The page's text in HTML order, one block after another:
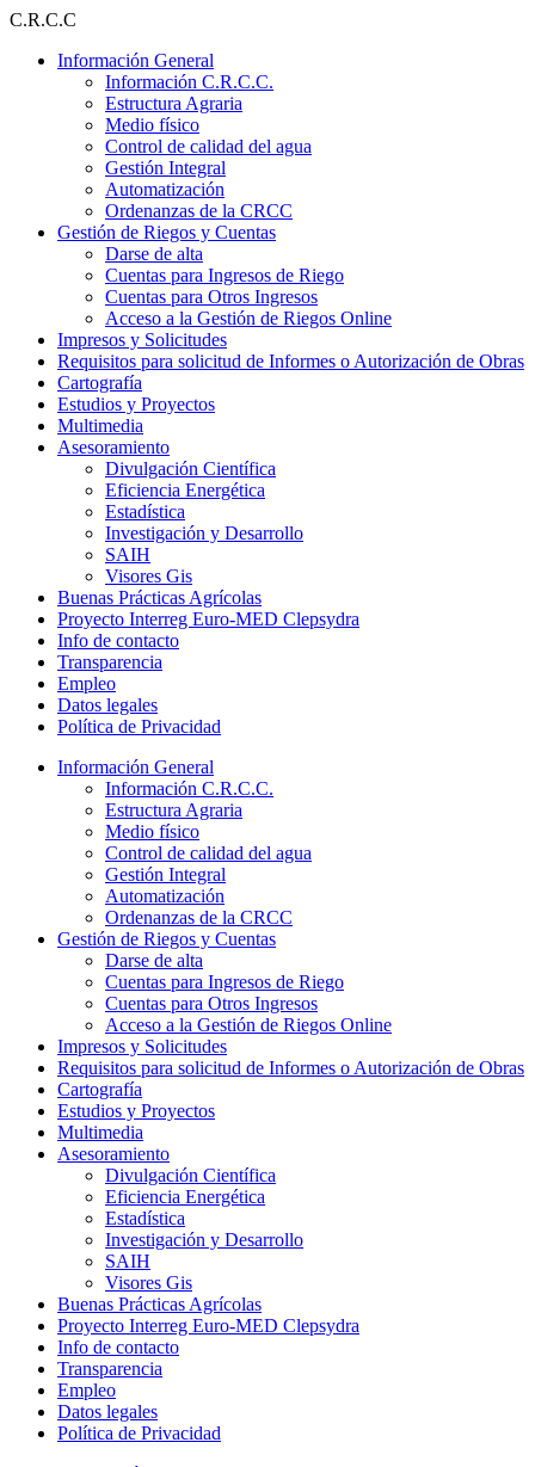
Ir
contenido
C.R.C.C
Información General
Información C.R.C.C.
Estructura Agraria
Medio físico
Control de calidad del agua
Gestión Integral
Automatización
Ordenanzas de la CRCC
Gestión de Riegos y Cuentas
Darse de alta
Cuentas para Ingresos de Riego
Cuentas para Otros Ingresos
Acceso a la Gestión de Riegos Online
Impresos y Solicitudes
Requisitos para solicitud de Informes o Autorización de Obras
Cartografía
Estudios y Proyectos
Multimedia
Asesoramiento
Divulgación Científica
Eficiencia Energética
Estadística
Investigación y Desarrollo
SAIH
Visores Gis
Buenas Prácticas Agrícolas
Proyecto Interreg Euro-MED Clepsydra
Info de contacto
Transparencia
Empleo
Datos legales
Política de Privacidad
Información General
Información C.R.C.C.
Estructura Agraria
Medio físico
Control de calidad del agua
Gestión Integral
Automatización
Ordenanzas de la CRCC
Gestión de Riegos y Cuentas
Darse de alta
Cuentas para Ingresos de Riego
Cuentas para Otros Ingresos
Acceso a la Gestión de Riegos Online
Impresos y Solicitudes
Requisitos para solicitud de Informes o Autorización de Obras
Cartografía
Estudios y Proyectos
Multimedia
Asesoramiento
Divulgación Científica
Eficiencia Energética
Estadística
Investigación y Desarrollo
SAIH
Visores Gis
Buenas Prácticas Agrícolas
Proyecto Interreg Euro-MED Clepsydra
Info de contacto
Transparencia
Empleo
Datos legales
Política de Privacidad